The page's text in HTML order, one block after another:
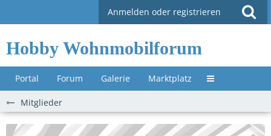
Anmelden oder registrieren
Hobby Wohnmobilforum
Portal Forum Galerie Marktplatz Untermenü »
Mitglieder